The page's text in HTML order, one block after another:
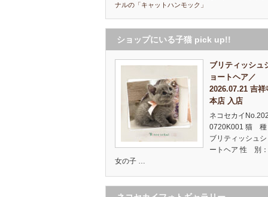
ナルの「キャットハンモック」
ショップにいる子猫 pick up!!
ブリティッシュ
ョートヘア／
2026.07.21 吉祥
本店 入店
ネコセカイ
0720K001 猫 種
ブリティッシュ
ートヘア 性 別
女の子 …